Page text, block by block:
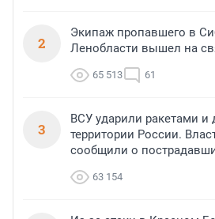
2
Экипаж пропавшего в
Ленобласти вышел на
65 513 61
3
ВСУ ударили ракетами и
территории России.
сообщили о
63 154